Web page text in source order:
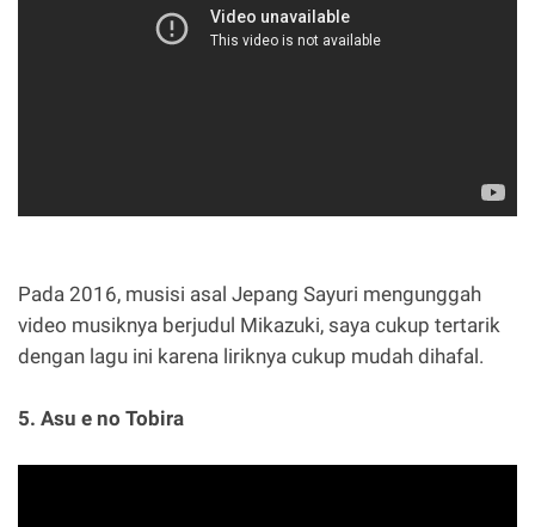
Pada 2016, musisi asal Jepang Sayuri mengunggah
video musiknya berjudul Mikazuki, saya cukup tertarik
dengan lagu ini karena liriknya cukup mudah dihafal.
5. Asu e no Tobira